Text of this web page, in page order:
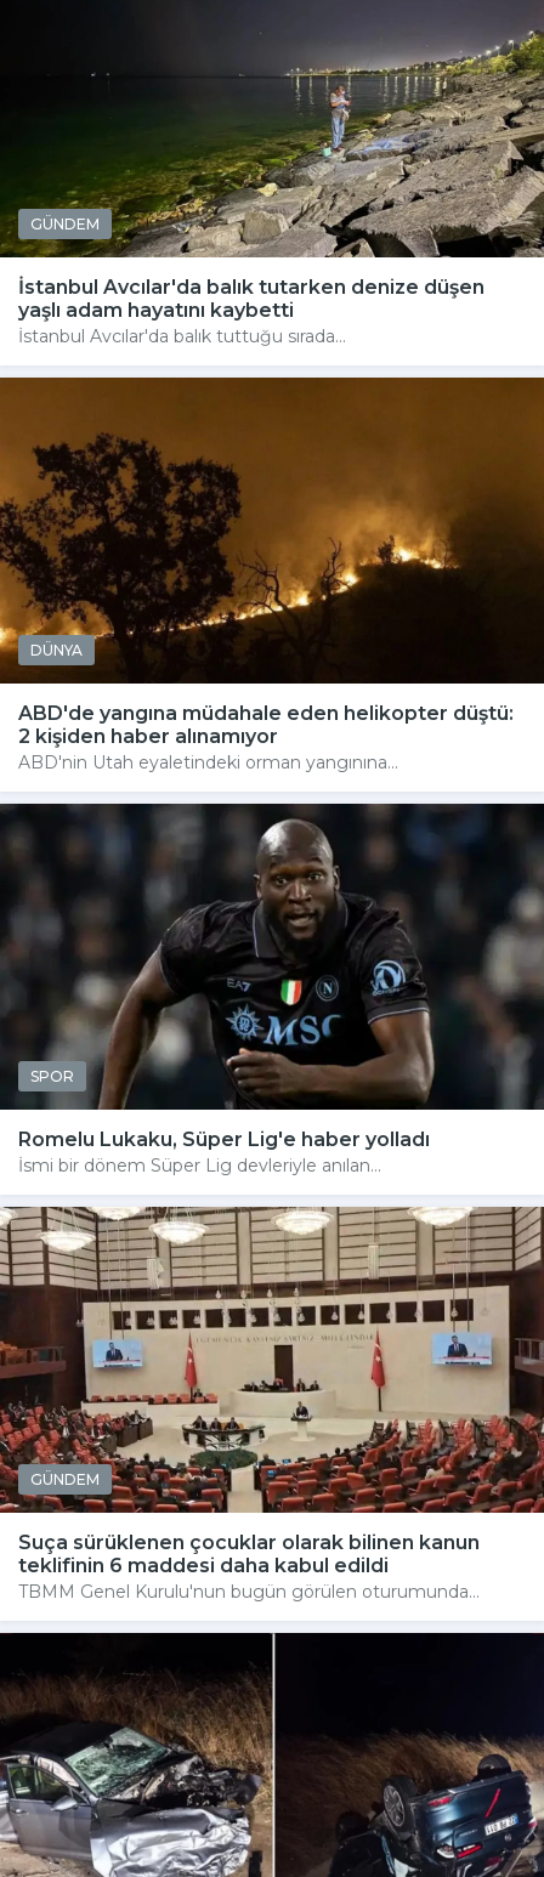
GÜNDEM
İstanbul Avcılar'da balık tutarken denize düşen
yaşlı adam hayatını kaybetti
İstanbul Avcılar'da balık tuttuğu sırada...
DÜNYA
ABD'de yangına müdahale eden helikopter düştü:
2 kişiden haber alınamıyor
ABD'nin Utah eyaletindeki orman yangınına...
SPOR
Romelu Lukaku, Süper Lig'e haber yolladı
İsmi bir dönem Süper Lig devleriyle anılan...
GÜNDEM
Suça sürüklenen çocuklar olarak bilinen kanun
teklifinin 6 maddesi daha kabul edildi
TBMM Genel Kurulu'nun bugün görülen oturumunda...